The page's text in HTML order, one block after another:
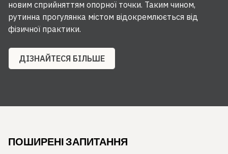
новим сприйняттям опорної точки. Таким чином,
рутинна прогулянка містом відокремлюється від
фізичної практики.
ДІЗНАЙТЕСЯ БІЛЬШЕ
ПОШИРЕНІ ЗАПИТАННЯ